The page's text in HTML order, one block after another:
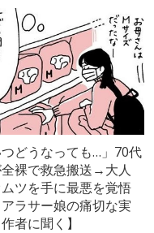
つどうなっても…」70代
裸で救急搬送→大人
ツを手に最悪を覚悟
ラサー娘の痛切な実
者に聞く】